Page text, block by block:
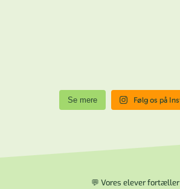
Se mere Følg os på
💬 Vores elever fortæller